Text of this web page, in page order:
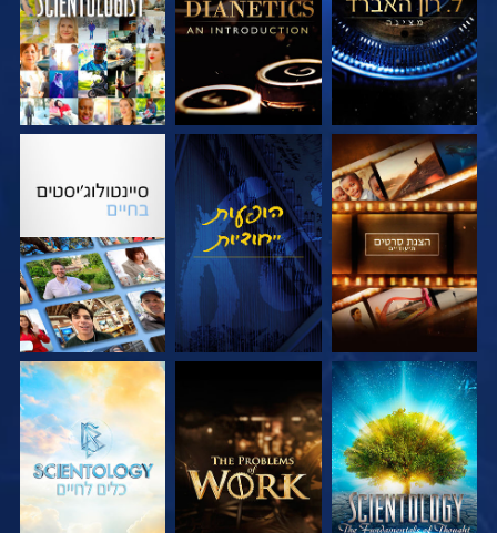
בדוק את הסדרה צפה בדוק את הסדרה
בדוק את הסדרה בדוק את הסדרה בדוק את הסדרה